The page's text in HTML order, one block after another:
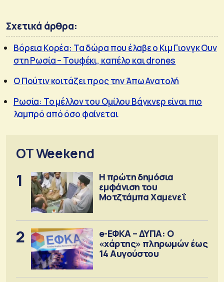
Σχετικά άρθρα:
Βόρεια Κορέα: Τα δώρα που έλαβε ο Κιμ Γιονγκ Ουν
στη Ρωσία – Τουφέκι, καπέλο και drones
Ο Πούτιν κοιτάζει προς την Άπω Ανατολή
Ρωσία: Το μέλλον του Ομίλου Βάγκνερ είναι πιο
λαμπρό από όσο φαίνεται
OT Weekend
1
Η πρώτη δημόσια
εμφάνιση του
Μοτζτάμπα Χαμενεΐ
2
e-ΕΦΚΑ – ΔΥΠΑ: Ο
«χάρτης» πληρωμών έως
14 Αυγούστου